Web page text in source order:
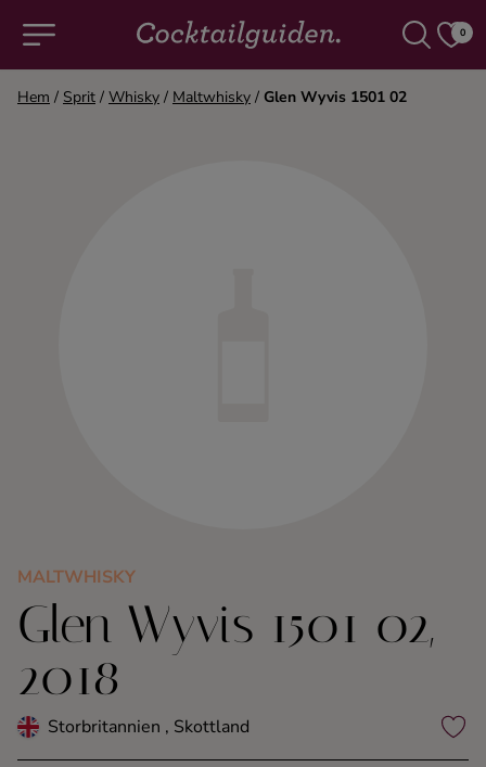
0
Konjak
Likör
Rom
Hem / Sprit / Whisky / Maltwhisky / Glen Wyvis 1501 02
MALTWHISKY
Glen Wyvis 1501 02,
2018
Storbritannien , Skottland